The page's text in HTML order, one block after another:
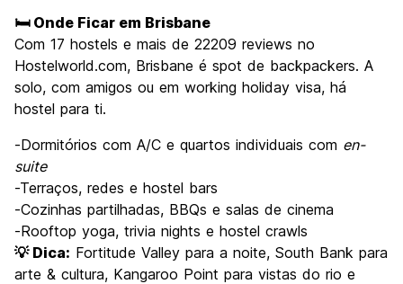
🛏️ Onde Ficar em Brisbane
Com 17 hostels e mais de 22209 reviews no
Hostelworld.com, Brisbane é spot de backpackers. A
solo, com amigos ou em working holiday visa, há
hostel para ti.
-Dormitórios com A/C e quartos individuais com en-
suite
-Terraços, redes e hostel bars
-Cozinhas partilhadas, BBQs e salas de cinema
-Rooftop yoga, trivia nights e hostel crawls
💡 Dica: Fortitude Valley para a noite, South Bank para
arte & cultura, Kangaroo Point para vistas do rio e